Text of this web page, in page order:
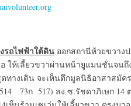
รถไฟฟ้าใต้ดิน ออกสถานีห้วยขวาง
เลี้ยวขวาผ่านหน้ายูแมนชั่นจนถึง
ทางเดิน จะเห็นตึกมูลนิธิอาสาสมั
73ก 517) ลง ซ.รัชดาภิเษก 14